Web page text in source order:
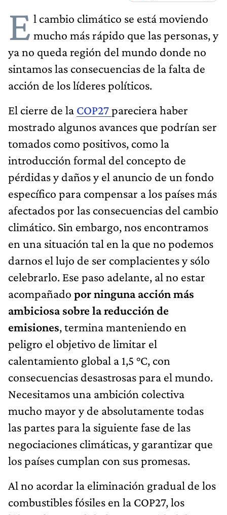
E l cambio climático se está moviendo
mucho más rápido que las personas, y
ya no queda región del mundo donde no
sintamos las consecuencias de la falta de
acción de los líderes políticos.
El cierre de la COP27pareciera haber
mostrado algunos avances que podrían ser
tomados como positivos, como la
introducción formal del concepto de
pérdidas y daños y el anuncio de un fondo
específico para compensar a los países más
afectados por las consecuencias del cambio
climático. Sin embargo, nos encontramos
en una situación tal en la que no podemos
darnos el lujo de ser complacientes y sólo
celebrarlo. Ese paso adelante, al no estar
acompañado por ninguna acción más
ambiciosa sobre la reducción de
emisiones, termina manteniendo en
peligro el objetivo de limitar el
calentamiento global a 1,5 °C, con
consecuencias desastrosas para el mundo.
Necesitamos una ambición colectiva
mucho mayor y de absolutamente todas
las partes para la siguiente fase de las
negociaciones climáticas, y garantizar que
los países cumplan con sus promesas.
Al no acordar la eliminación gradual de los
combustibles fósiles en la COP27, los